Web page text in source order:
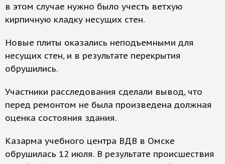
в этом случае нужно было учесть ветхую
кирпичную кладку несущих стен.
Новые плиты оказались неподъемными для
несущих стен, и в результате перекрытия
обрушились.
Участники расследования сделали вывод, что
перед ремонтом не была произведена должная
оценка состояния здания.
Казарма учебного центра ВДВ в Омске
обрушилась 12 июля. В результате происшествия